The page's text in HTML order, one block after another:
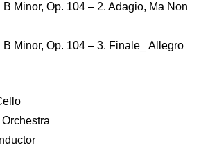
Minor, Op. 104 – 2. Adagio, Ma Non
Minor, Op. 104 – 3. Finale_ Allegro